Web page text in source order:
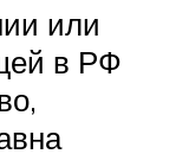
или
в РФ